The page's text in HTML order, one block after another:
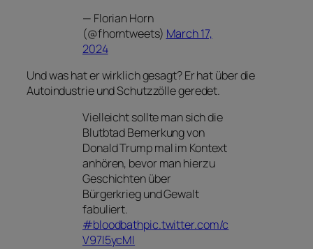
— Florian Horn
(@fhorntweets) March 17,
2024
Und was hat er wirklich gesagt? Er hat über die
Autoindustrie und Schutzzölle geredet.
Vielleicht sollte man sich die
Blutbtad Bemerkung von
Donald Trump mal im Kontext
anhören, bevor man hierzu
Geschichten über
Bürgerkrieg und Gewalt
fabuliert.
#bloodbathpic.twitter.com/c
V97l5ycMl